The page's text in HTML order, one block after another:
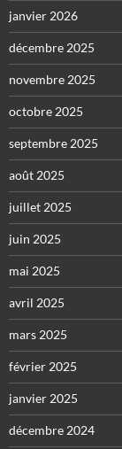
janvier 2026
décembre 2025
novembre 2025
octobre 2025
septembre 2025
août 2025
juillet 2025
juin 2025
mai 2025
avril 2025
mars 2025
février 2025
janvier 2025
décembre 2024